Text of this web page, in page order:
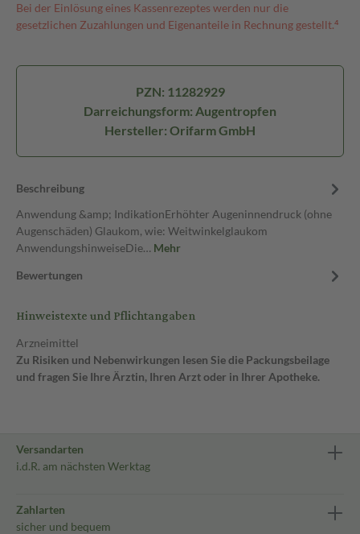
Bei der Einlösung eines Kassenrezeptes werden nur die
gesetzlichen Zuzahlungen und Eigenanteile in Rechnung gestellt.⁴
PZN: 11282929
Darreichungsform: Augentropfen
Hersteller: Orifarm GmbH
Beschreibung
Anwendung &amp; IndikationErhöhter Augeninnendruck (ohne
Augenschäden) Glaukom, wie: Weitwinkelglaukom
AnwendungshinweiseDie… Mehr
Bewertungen
Hinweistexte und Pflichtangaben
Arzneimittel
Zu Risiken und Nebenwirkungen lesen Sie die Packungsbeilage
und fragen Sie Ihre Ärztin, Ihren Arzt oder in Ihrer Apotheke.
Versandarten
i.d.R. am nächsten Werktag
Zahlarten
sicher und bequem